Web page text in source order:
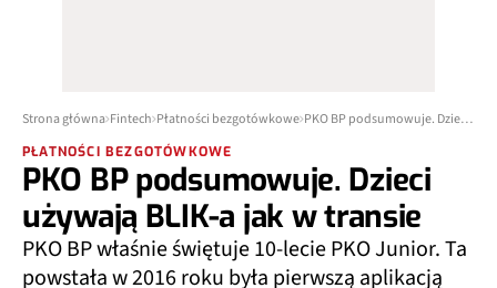
Strona główna Fintech Płatności bezgotówkowe PKO BP podsumowuje. Dzieci używają BLIK-a jak w transie
PŁATNOŚCI BEZGOTÓWKOWE
PKO BP podsumowuje. Dzieci
używają BLIK-a jak w transie
PKO BP właśnie świętuje 10-lecie PKO Junior. Ta
powstała w 2016 roku była pierwszą aplikacją